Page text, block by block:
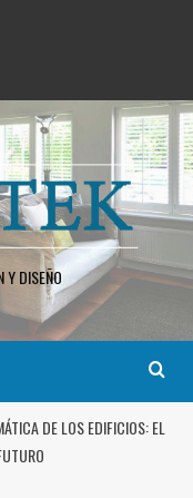
Y DISEÑO
DE LOS EDIFICIOS: EL